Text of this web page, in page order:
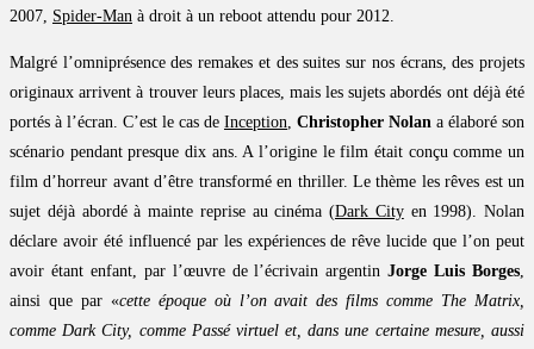
2007, Spider-Man à droit à un reboot attendu pour 2012.
Malgré l’omniprésence des remakes et des suites sur nos écrans, des projets
originaux arrivent à trouver leurs places, mais les sujets abordés ont déjà été
portés à l’écran. C’est le cas de Inception, Christopher Nolan a élaboré son
scénario pendant presque dix ans. A l’origine le film était conçu comme un
film d’horreur avant d’être transformé en thriller. Le thème les rêves est un
sujet déjà abordé à mainte reprise au cinéma (Dark Cityen 1998). Nolan
déclare avoir été influencé par les expériences de rêve lucide que l’on peut
avoir étant enfant, par l’œuvre de l’écrivain argentinJorge Luis Borges,
ainsi que par «cette époque où l’on avait des films comme The Matrix,
comme Dark City, comme Passé virtuel et, dans une certaine mesure, aussi